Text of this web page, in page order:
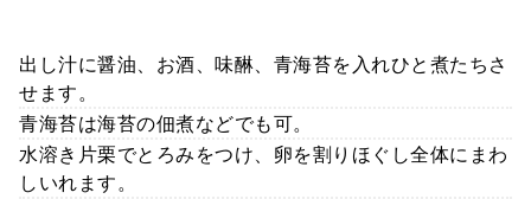
出し汁に醤油、お酒、味醂、青海苔を入れひと煮たちさ
せます。
青海苔は海苔の佃煮などでも可。
水溶き片栗でとろみをつけ、卵を割りほぐし全体にまわ
しいれます。